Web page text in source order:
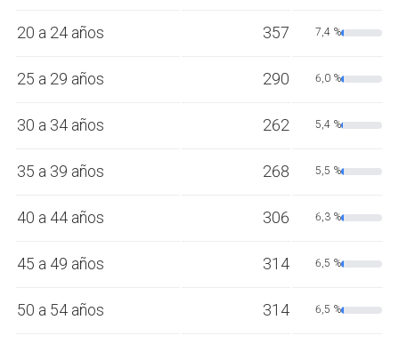
20 a 24 años 357 7,4 %
25 a 29 años 290 6,0 %
30 a 34 años 262 5,4 %
35 a 39 años 268 5,5 %
40 a 44 años 306 6,3 %
45 a 49 años 314 6,5 %
50 a 54 años 314 6,5 %